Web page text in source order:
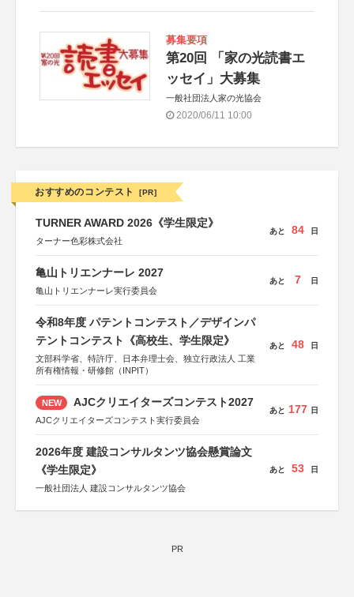
募集要項
第20回 「家の光読書エ
ッセイ」大募集
一般社団法人家の光協会
2020/06/11 10:00
おすすめのコンテスト [PR]
TURNER AWARD 2026《学生限定》
ターナー色彩株式会社
あと 84 日
亀山トリエンナーレ 2027
亀山トリエンナーレ実行委員会
あと 7 日
令和8年度 パテントコンテスト／デザインパ
テントコンテスト《高校生、学生限定》
文部科学省、特許庁、日本弁理士会、独立行政法人 工業
所有権情報・研修館（INPIT）
あと 48 日
NEW AJCクリエイターズコンテスト2027
AJCクリエイターズコンテスト実行委員会
あと 177 日
2026年度 建設コンサルタンツ協会懸賞論文
《学生限定》
一般社団法人 建設コンサルタンツ協会
あと 53 日
PR